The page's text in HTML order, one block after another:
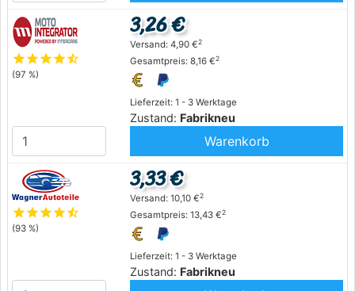
starstarstarstarstar_half
(97 %)
Lieferzeit: 1 - 3 Werktage
Zustand: Fabrikneu
3,26 €
Versand: 4,90 €2
Gesamtpreis: 8,16 €2
Warenkorb
starstarstarstarstar_half
(93 %)
Lieferzeit: 1 - 3 Werktage
Zustand: Fabrikneu
3,33 €
Versand: 10,10 €2
Gesamtpreis: 13,43 €2